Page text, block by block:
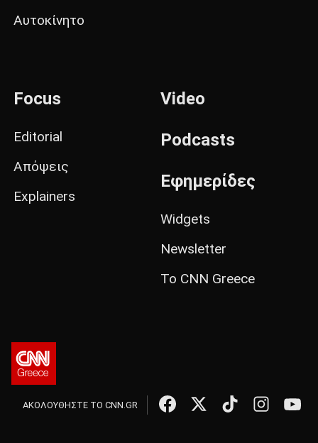
Αυτοκίνητο
Focus
Editorial
Απόψεις
Explainers
Video
Podcasts
Εφημερίδες
Widgets
Newsletter
Το CNN Greece
ΑΚΟΛΟΥΘΗΣΤΕ ΤΟ CNN.GR